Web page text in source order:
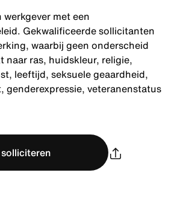
werkgever met een
Gekwalificeerde sollicitanten
waarbij geen onderscheid
naar ras, huidskleur, religie,
leeftijd, seksuele geaardheid,
genderexpressie, veteranenstatus